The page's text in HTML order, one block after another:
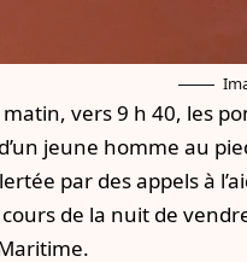
matin, vers 9 h 40, les
jeune homme au
par des appels à
de la nuit de